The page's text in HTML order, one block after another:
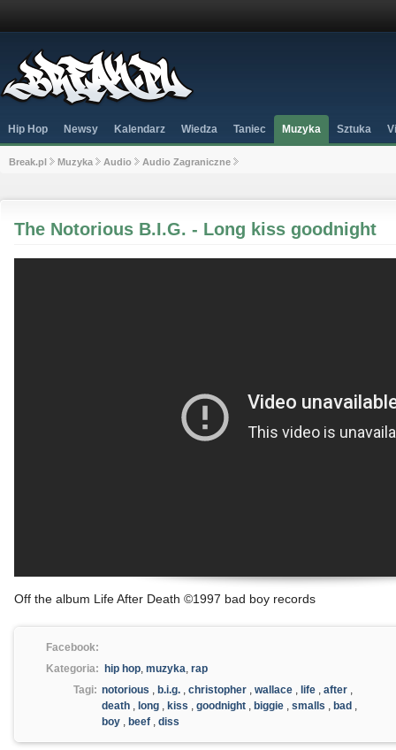
Hip Hop Newsy Kalendarz Wiedza Taniec Muzyka Sztuka
Break.pl Muzyka Audio Audio Zagraniczne
The Notorious B.I.G. - Long kiss goodnight
Off the album Life After Death ©1997 bad boy records
Facebook:
Kategoria:
hip hop, muzyka, rap
Tagi: notorious , b.i.g. , christopher , wallace , life , after ,
death , long , kiss , goodnight , biggie , smalls , bad ,
boy , beef , diss